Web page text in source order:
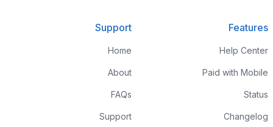
Features
Help Center
Paid with Mobile
Status
Changelog
Support
Home
About
FAQs
Support